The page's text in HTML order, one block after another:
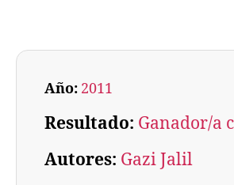
Año: 2011
Resultado: Ganador/a
Autores: Gazi Jalil